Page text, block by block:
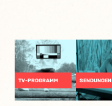
TV-PROGRAMM SENDUNGEN